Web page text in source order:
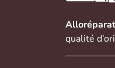
qualité